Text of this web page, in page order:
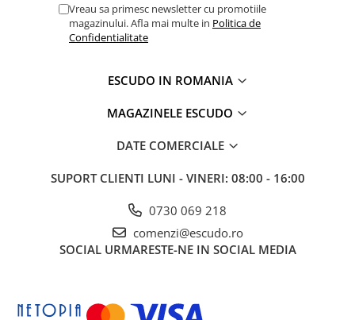
Vreau sa primesc newsletter cu promotiile
magazinului. Afla mai multe in Politica de
Confidentialitate
ESCUDO IN ROMANIA
MAGAZINELE ESCUDO
DATE COMERCIALE
SUPORT CLIENTI LUNI - VINERI: 08:00 - 16:00
0730 069 218
comenzi@escudo.ro
SOCIAL URMARESTE-NE IN SOCIAL MEDIA